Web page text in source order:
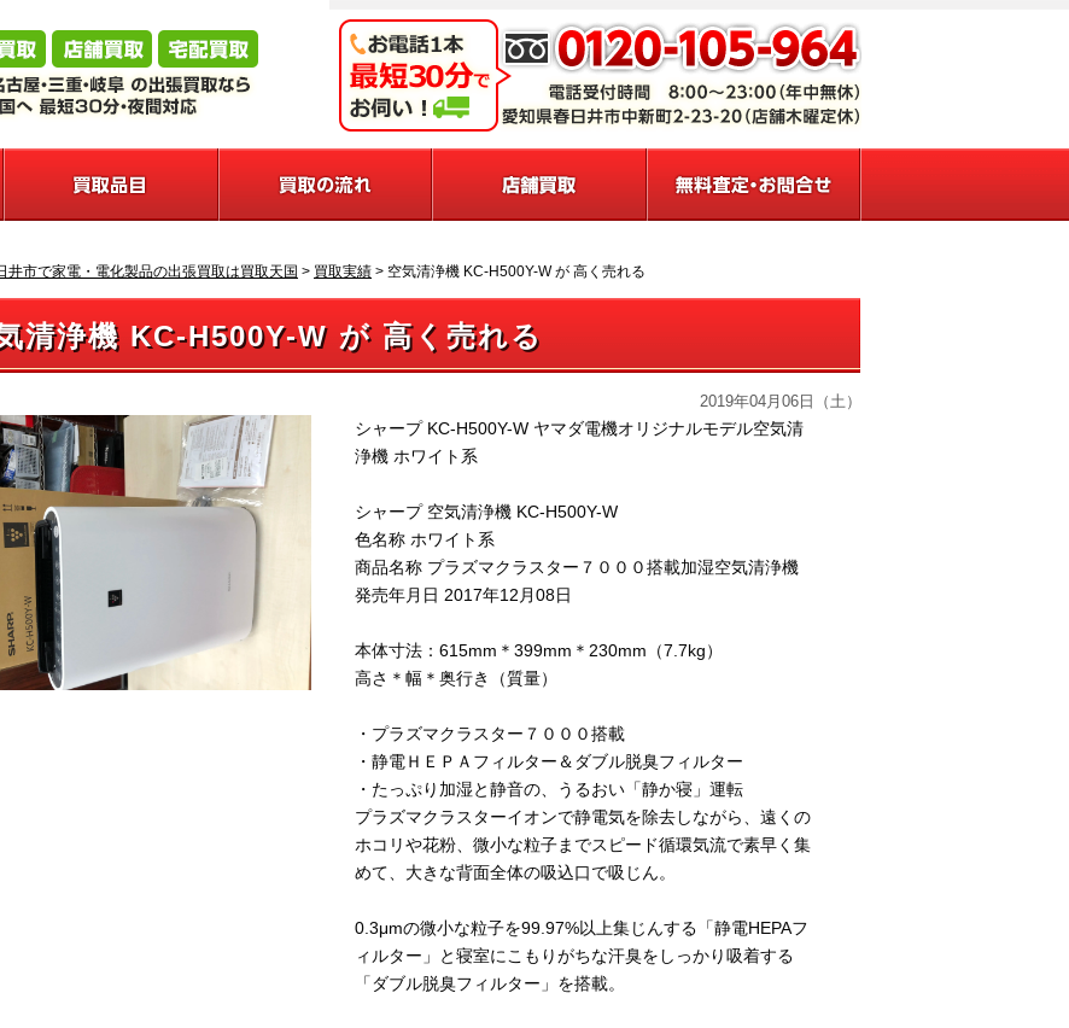
井市で家電・電化製品の出張買取は買取天国 > 買取実績 > 空気清浄機 KC-H500Y-W が 高く売れる
清浄機 KC-H500Y-W が 高く売れる
2019年04月06日（土）
シャープ KC-H500Y-W ヤマダ電機オリジナルモデル空気清
浄機 ホワイト系
シャープ 空気清浄機 KC-H500Y-W
色名称 ホワイト系
商品名称 プラズマクラスター７０００搭載加湿空気清浄機
発売年月日 2017年12月08日
本体寸法：615mm＊399mm＊230mm（7.7kg）
高さ＊幅＊奥行き（質量）
・プラズマクラスター７０００搭載
・静電ＨＥＰＡフィルター＆ダブル脱臭フィルター
・たっぷり加湿と静音の、うるおい「静か寝」運転
プラズマクラスターイオンで静電気を除去しながら、遠くの
ホコリや花粉、微小な粒子までスピード循環気流で素早く集
めて、大きな背面全体の吸込口で吸じん。
0.3μmの微小な粒子を99.97%以上集じんする「静電HEPAフ
ィルター」と寝室にこもりがちな汗臭をしっかり吸着する
「ダブル脱臭フィルター」を搭載。